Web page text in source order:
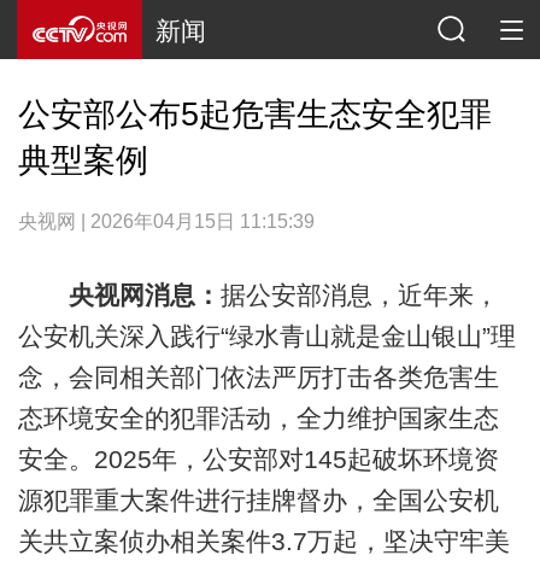
新闻
公安部公布5起危害生态安全犯罪
典型案例
央视网 | 2026年04月15日 11:15:39
央视网消息： 据公安部消息，近年来，
公安机关深入践行“绿水青山就是金山银山”理
念，会同相关部门依法严厉打击各类危害生
态环境安全的犯罪活动，全力维护国家生态
安全。2025年，公安部对145起破坏环境资
源犯罪重大案件进行挂牌督办，全国公安机
关共立案侦办相关案件3.7万起，坚决守牢美